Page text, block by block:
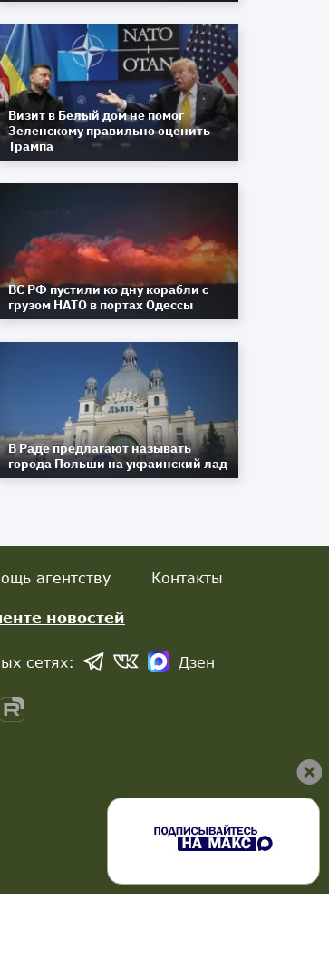
Визит в Белый дом не помог
Зеленскому правильно оценить
Трампа
ВС РФ пустили ко дну корабли с
грузом НАТО в портах Одессы
В Раде предлагают называть
города Польши на украинский лад
агентству Контакты
новостей
сетях: Дзен